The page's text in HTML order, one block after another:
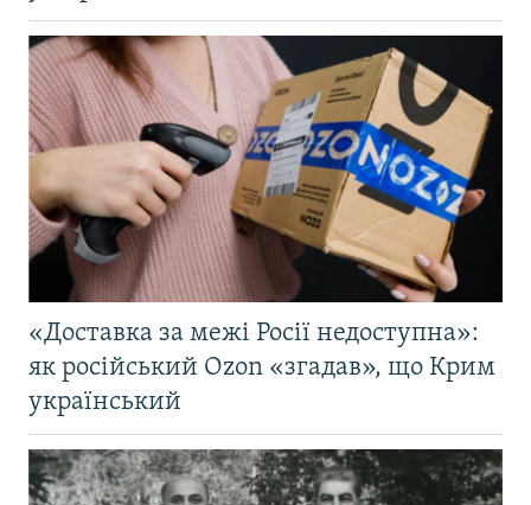
«Доставка за межі Росії недоступна»:
як російський Ozon «згадав», що Крим
український